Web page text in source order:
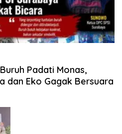
Padati Monas,
dan Eko Gagak Bersuara